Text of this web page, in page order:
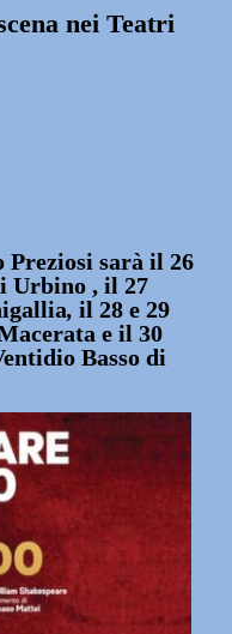
nei Teatri
Preziosi sarà il 26
Urbino , il 27
, il 28 e 29
e il 30
Basso di